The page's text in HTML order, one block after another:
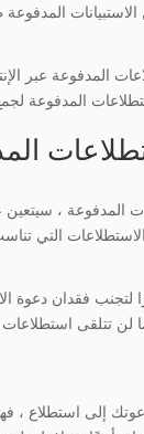
المدفوعة عبر
المدفوعة ،
لتجنب فقدان دعوة
لن تتلقى
إلى استطلاع ،